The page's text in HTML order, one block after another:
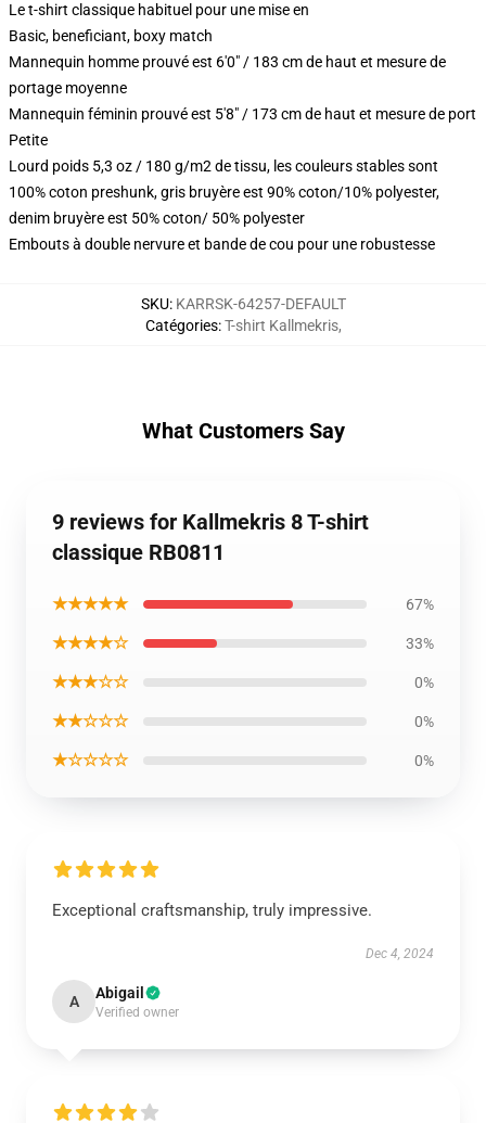
Le t-shirt classique habituel pour une mise en
Basic, beneficiant, boxy match
Mannequin homme prouvé est 6'0" / 183 cm de haut et mesure de
portage moyenne
Mannequin féminin prouvé est 5'8" / 173 cm de haut et mesure de port
Petite
Lourd poids 5,3 oz / 180 g/m2 de tissu, les couleurs stables sont
100% coton preshunk, gris bruyère est 90% coton/10% polyester,
denim bruyère est 50% coton/ 50% polyester
Embouts à double nervure et bande de cou pour une robustesse
SKU: KARRSK-64257-DEFAULT
Catégories:T-shirt Kallmekris,
What Customers Say
9 reviews for Kallmekris 8 T-shirt
classique RB0811
★★★★★ 67%
★★★★☆ 33%
★★★☆☆ 0%
★★☆☆☆ 0%
★☆☆☆☆ 0%
Exceptional craftsmanship, truly impressive.
Dec 4, 2024
A Abigail
Verified owner